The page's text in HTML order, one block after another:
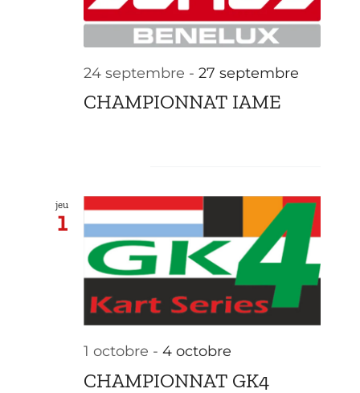
24 septembre - 27 septembre
CHAMPIONNAT IAME
jeu
1
1 octobre - 4 octobre
CHAMPIONNAT GK4